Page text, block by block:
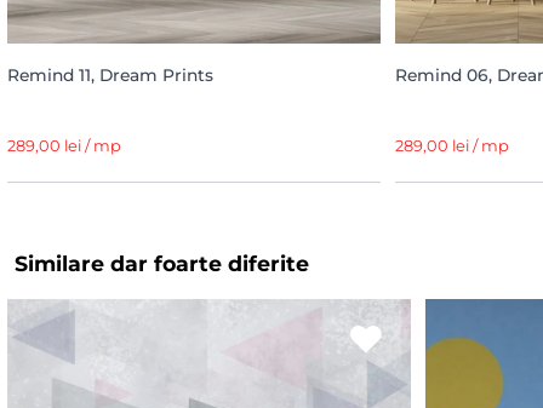
Remind 11, Dream Prints
289,00 lei / mp
Remind 06,
289,00 lei / mp
Similare dar foarte diferite